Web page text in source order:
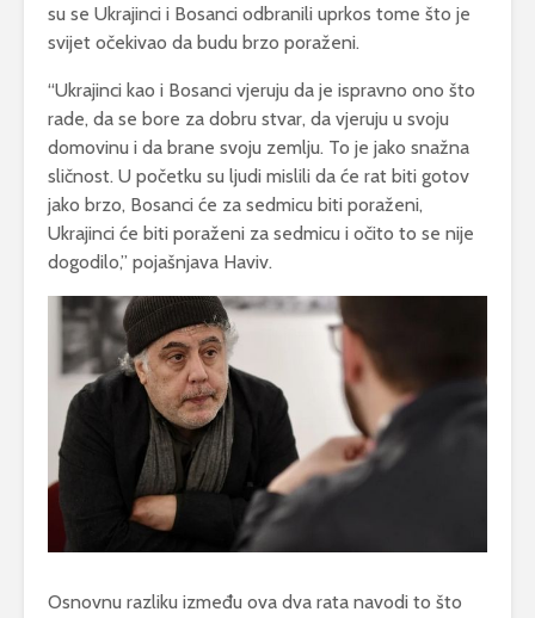
su se Ukrajinci i Bosanci odbranili uprkos tome što je
svijet očekivao da budu brzo poraženi.
“Ukrajinci kao i Bosanci vjeruju da je ispravno ono što
rade, da se bore za dobru stvar, da vjeruju u svoju
domovinu i da brane svoju zemlju. To je jako snažna
sličnost. U početku su ljudi mislili da će rat biti gotov
jako brzo, Bosanci će za sedmicu biti poraženi,
Ukrajinci će biti poraženi za sedmicu i očito to se nije
dogodilo,” pojašnjava Haviv.
Osnovnu razliku između ova dva rata navodi to što